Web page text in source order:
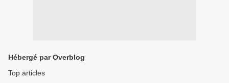
Hébergé par Overblog
Top articles